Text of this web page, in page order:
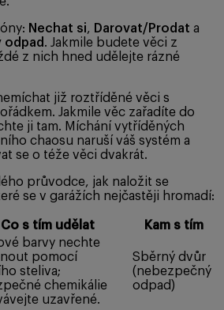
Nechat si, Darovat/Prodat a
odpad . Jakmile budete věci z
z nich hned udělejte rázné
již roztříděné věci s
Jakmile věc zařadíte do
ji tam. Míchání vytříděných
chaosu naruší váš systém a
se o téže věci dvakrát.
průvodce, jak naložit se
se v garážích nejčastěji hromadí:
Co s tím udělat Kam s tím
barvy nechte
pomocí
steliva;
chemikálie
uzavřené.
Sběrný dvůr
(nebezpečný
odpad)